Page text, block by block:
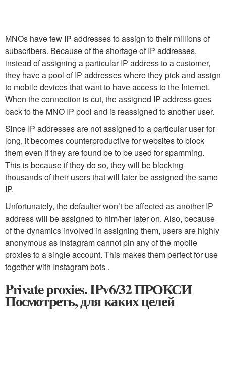
MNOs have few IP addresses to assign to their millions of
subscribers. Because of the shortage of IP addresses,
instead of assigning a particular IP address to a customer,
they have a pool of IP addresses where they pick and assign
to mobile devices that want to have access to the Internet.
When the connection is cut, the assigned IP address goes
back to the MNO IP pool and is reassigned to another user.
Since IP addresses are not assigned to a particular user for
long, it becomes counterproductive for websites to block
them even if they are found be to be used for spamming.
This is because if they do so, they will be blocking
thousands of their users that will later be assigned the same
IP.
Unfortunately, the defaulter won’t be affected as another IP
address will be assigned to him/her later on. Also, because
of the dynamics involved in assigning them, users are highly
anonymous as Instagram cannot pin any of the mobile
proxies to a single account. This makes them perfect for use
together with Instagram bots .
Private proxies. IPv6/32 ПРОКСИ
Посмотреть, для каких целей